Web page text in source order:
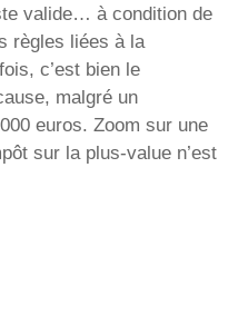
valide… à condition de
règles liées à la
c’est bien le
malgré un
euros. Zoom sur une
sur la plus-value n’est